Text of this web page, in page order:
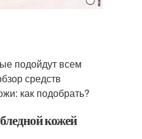
подойдут всем
средств
как подобрать?
кожей